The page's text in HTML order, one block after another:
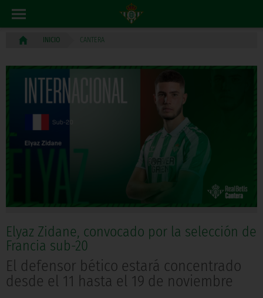
INICIO CANTERA
Elyaz Zidane, convocado por la selección de
Francia sub-20
El defensor bético estará concentrado
desde el 11 hasta el 19 de noviembre